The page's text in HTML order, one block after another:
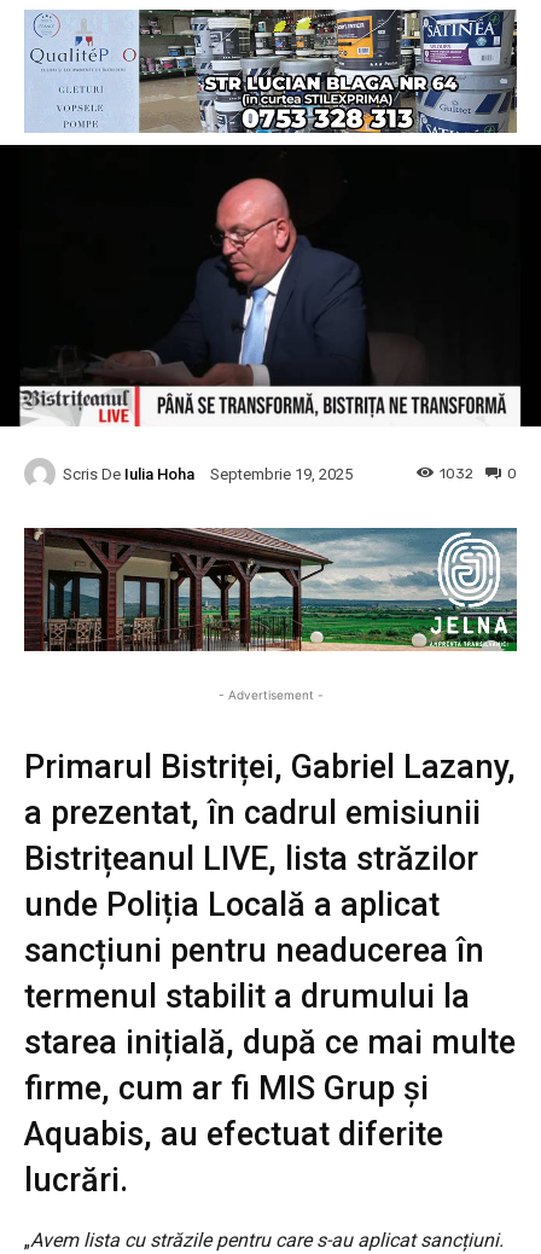
Scris De Iulia Hoha Septembrie 19, 2025 0
1032
- Advertisement -
Primarul Bistriței, Gabriel Lazany,
a prezentat, în cadrul emisiunii
Bistrițeanul LIVE, lista străzilor
unde Poliția Locală a aplicat
sancțiuni pentru neaducerea în
termenul stabilit a drumului la
starea inițială, după ce mai multe
firme, cum ar fi MIS Grup și
Aquabis, au efectuat diferite
lucrări.
„Avem lista cu străzile pentru care s-au aplicat sancțiuni.